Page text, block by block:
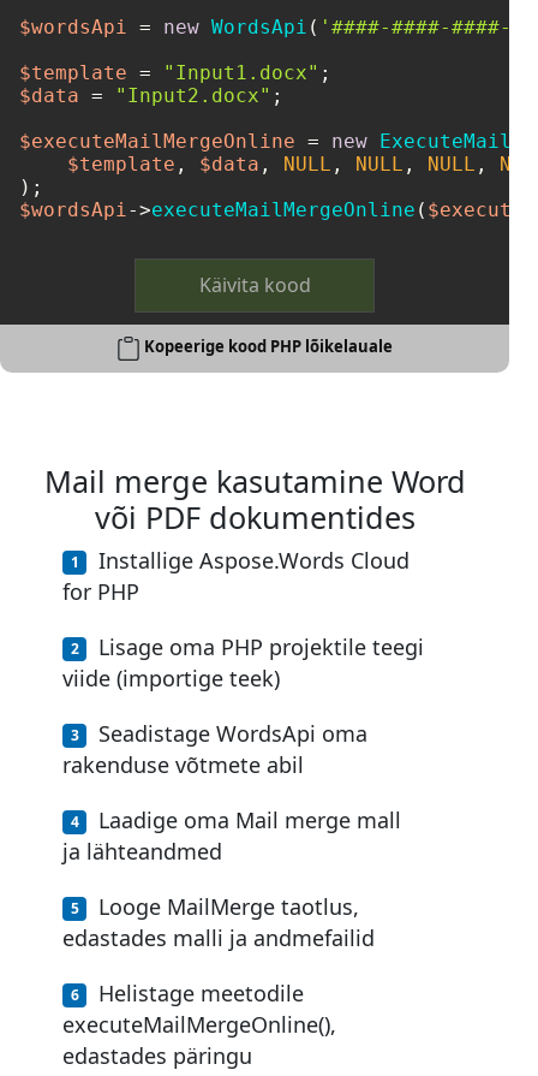
$wordsApi = new WordsApi ( '####-####-####-
$template = "Input1.docx"
$data = "Input2.docx" ;
$executeMailMergeOnline = new
$template , $data , NULL , NULL , NULL ,
$wordsApi->executeMailMergeOnline (
Käivita kood
Kopeerige kood PHP lõikelauale
Mail merge kasutamine Word
või PDF dokumentides
Installige Aspose.Words Cloud
for PHP
Lisage oma PHP projektile teegi
viide (importige teek)
Seadistage WordsApi oma
rakenduse võtmete abil
Laadige oma Mail merge mall
ja lähteandmed
Looge MailMerge taotlus,
edastades malli ja andmefailid
Helistage meetodile
executeMailMergeOnline(),
edastades päringu